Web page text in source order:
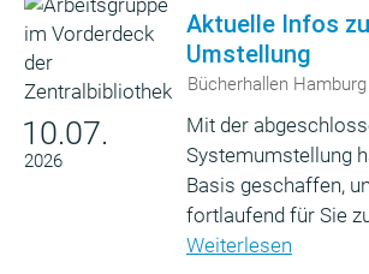
10.07.
2026
Aktuelle Infos
Umstellung
Bücherhallen Hamburg
Mit der
Systemumstellung
Basis geschaffen,
fortlaufend für Sie
Weiterlesen